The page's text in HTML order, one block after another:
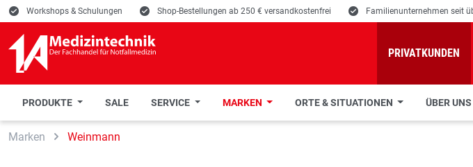
Zur Suche springen
Zur Hauptnavigation springen
E Workshops & Schulungen E Shop-Bestellungen ab 250 € versandkostenfrei E Familienunternehmen seit
PRIVATKUNDEN
PRODUKTE SALE SERVICE MARKEN ORTE & SITUATIONEN ÜBER UNS
Marken Weinmann